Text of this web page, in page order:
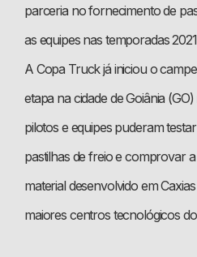
parceria no fornecimento de
as equipes nas temporadas
A Copa Truck já iniciou o
etapa na cidade de Goiânia
pilotos e equipes puderam
pastilhas de freio e comprovar
material desenvolvido em
maiores centros tecnológicos